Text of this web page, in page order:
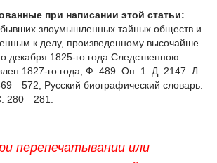
при написании этой статьи:
злоумышленных тайных обществ и
к делу, произведенному высочайше
декабря 1825-го года Следственною
1827-го года, Ф. 489. Оп. 1. Д. 2147. Л.
Русский биографический словарь.
280—281.
перепечатывании или